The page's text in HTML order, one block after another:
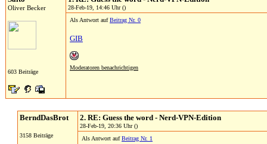
Oliver Becker
603 Beiträge
28-Feb-19, 14:46 Uhr ()
Als Antwort aufBeitrag Nr. 0
GIB
Moderatoren benachrichtigen
BerndDasBrot
3158 Beiträge
2. RE: Guess the word - Nerd-VPN-Edition
28-Feb-19, 20:36 Uhr ()
Als Antwort aufBeitrag Nr. 1